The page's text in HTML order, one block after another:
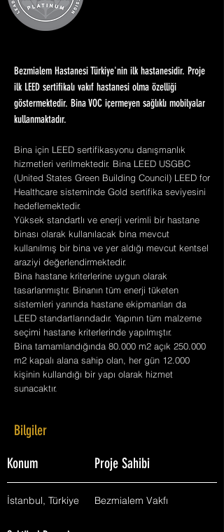
Bezmialem Hastanesi Türkiye'nin ilk hastanesidir. Proje
ilk LEED sertifikalı vakıf hastanesi olma özelliği
göstermektedir. Bina VOC içermeyen sağlıklı mobilyalar
kullanmaktadır.
Bina için LEED sertifikasyonu danışmanlık
hizmetleri verilmektedir. Bina LEED USGBC
(United States Green Building Council) LEED for
Healthcare sisteminde Gold sertifika seviyesini
hedeflemektedir.
Yüksek standartlı ve enerji verimli bir hastane
binası olarak kullanılacak bina mevcut
kullanılmış bir bina ve yer aldığı mevcut kentsel
araziyi değerlendirmektedir.
Bina hastane kriterlerine uygun olarak
tasarlanmıştır. Binanın tüm enerji tüketen
sistemleri yanında hastane ekipmanları da
LEED standartlarındadır. Yapının tüm malzeme
seçimi hastane kriterlerinde yapılmıştır.
Bina tamamlandığında 80.000 m2 açık 250.000
m2 kapalı alana sahip olan, her gün 12.000
kişinin kullandığı bir yapı olarak hizmet
sunacaktır.
Bilgiler
Konum Proje Sahibi
İstanbul, Türkiye Bezmialem Vakfı